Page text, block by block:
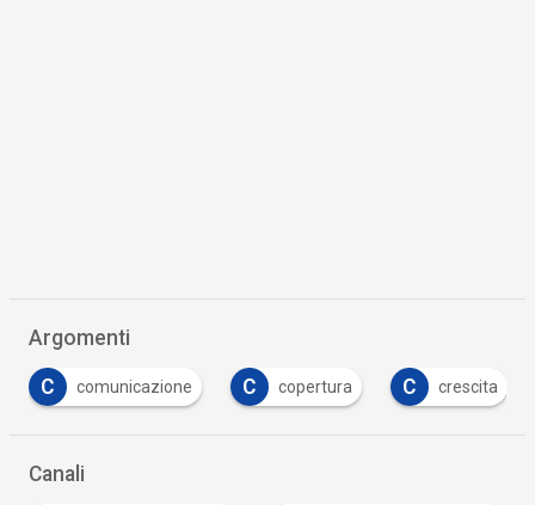
Argomenti
C comunicazione C copertura C crescita
Canali